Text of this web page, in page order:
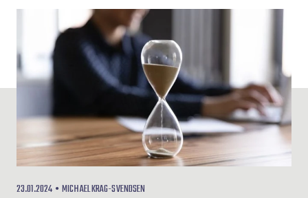
23.01.2024
MICHAEL KRAG-SVENDSEN